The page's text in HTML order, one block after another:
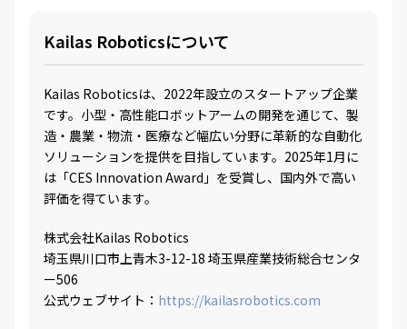
Kailas Roboticsについて
Kailas Roboticsは、2022年設立のスタートアップ企業
です。小型・高性能ロボットアームの開発を通じて、製
造・農業・物流・医療など幅広い分野に革新的な自動化
ソリューションを提供を目指しています。2025年1月に
は「CES Innovation Award」を受賞し、国内外で高い
評価を得ています。
株式会社Kailas Robotics
埼玉県川口市上青木3-12-18 埼玉県産業技術総合センタ
ー506
公式ウェブサイト： https://kailasrobotics.com